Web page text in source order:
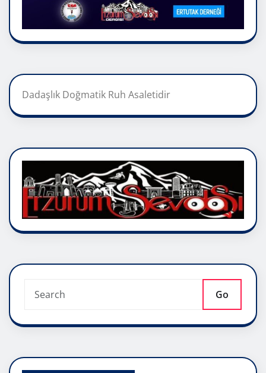
Dadaşlık Doğmatik Ruh Asaletidir
Go